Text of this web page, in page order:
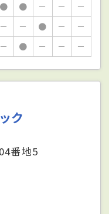
● ● － －
－
－ － ● －
－
－ ● － － －
ク
番地5